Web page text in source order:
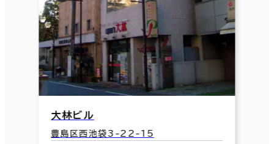
大林ビル
豊島区西池袋3-22-15